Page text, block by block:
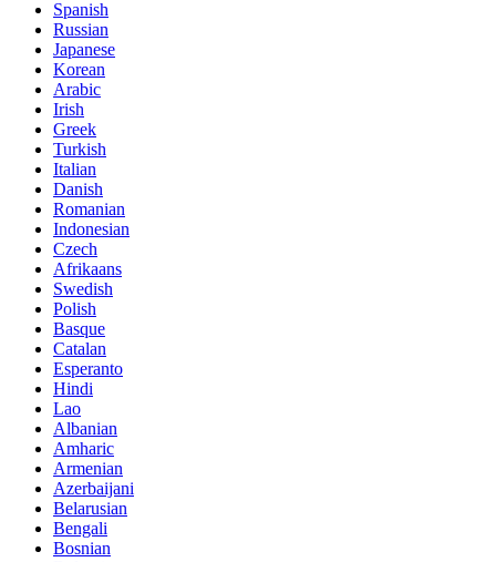
Spanish
Russian
Japanese
Korean
Arabic
Irish
Greek
Turkish
Italian
Danish
Romanian
Indonesian
Czech
Afrikaans
Swedish
Polish
Basque
Catalan
Esperanto
Hindi
Lao
Albanian
Amharic
Armenian
Azerbaijani
Belarusian
Bengali
Bosnian